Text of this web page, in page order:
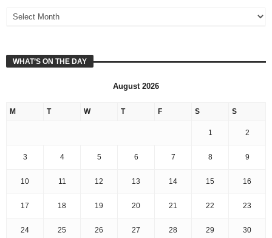
WHAT’S ON THE DAY
August 2026
M T W T F S S
1 2
3 4 5 6 7 8 9
10 11 12 13 14 15 16
17 18 19 20 21 22 23
24 25 26 27 28 29 30